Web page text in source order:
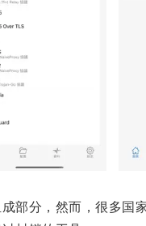
分，然而，很多国